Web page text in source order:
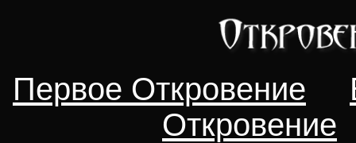
Первое Откровение
Откровение